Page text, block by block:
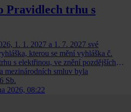
Pravidlech trhu s
1. 1. 2027 a 1. 7. 2027 své
kterou se mění vyhláška č.
s elektřinou, ve znění pozdějších
mezinárodních smluv byla
Sb.
2026, 08:22